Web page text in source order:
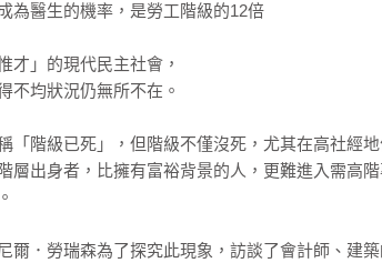
為醫生的機率，是勞工階級的12倍
才」的現代民主社會，
不均狀況仍無所不在。
「階級已死」，但階級不僅沒死，尤其在高社經
層出身者，比擁有富裕背景的人，更難進入需高
爾．勞瑞森為了探究此現象，訪談了會計師、建